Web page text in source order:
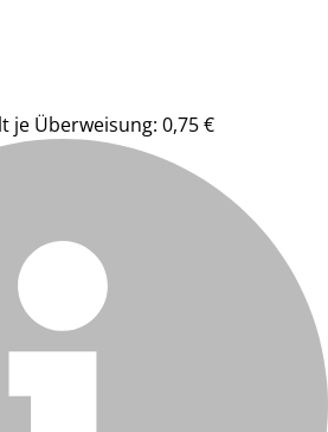
je Überweisung: 0,75 €